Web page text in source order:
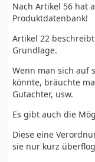
Nach Artikel 56 hat
Produktdatenbank!
Artikel 22
Grundlage.
Wenn man sich auf
könnte, bräuchte
Gutachter, usw.
Es gibt auch die
Diese eine
sie nur kurz